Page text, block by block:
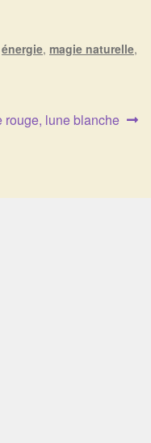
énergie, magie naturelle,
rouge, lune blanche